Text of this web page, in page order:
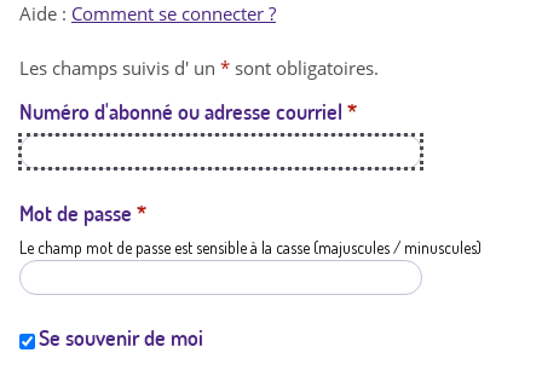
t
a
t
i
Aide : Comment se connecter ?
Les champs suivis d' un * sont obligatoires.
Numéro d'abonné ou adresse courriel *
Mot de passe *
Le champ mot de passe est sensible à la casse (majuscules / minuscules)
Se souvenir de moi